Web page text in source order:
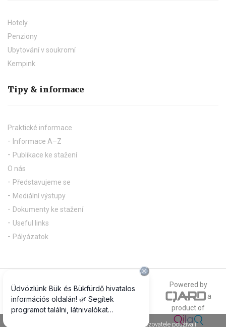
Hotely
Penziony
Ubytování v soukromí
Kempink
Tipy & informace
Praktické informace
Informace A–Z
Publikace ke stažení
O nás
Představujeme se
Mediální výstupy
Dokumenty ke stažení
Useful links
Pályázatok
© 2018 All rights reserved
The official photograph of our website is
www.csepregiphotography.hu
Powered by
a
product of
Jako většina internetových stránek, i stránky Provozovatele používají